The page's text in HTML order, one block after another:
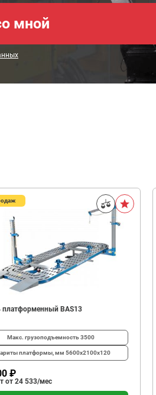
платформенный BAS13
Макс. грузоподъемность3500
платформы, мм 5600х2100x120
₽
от 24 533/мес